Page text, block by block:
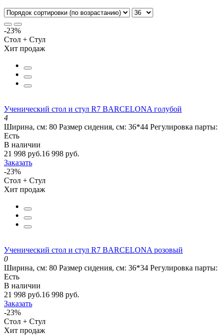
-23%
Стол + Стул
Хит продаж
Ученический стол и стул R7 BARCELONA голубой
4
Ширина, см: 80 Размер сидения, см: 36*44 Регулировка парты:
Есть
В наличии
21 998 руб.16 998 руб.
Заказать
-23%
Стол + Стул
Хит продаж
Ученический стол и стул R7 BARCELONA розовый
0
Ширина, см: 80 Размер сидения, см: 36*34 Регулировка парты:
Есть
В наличии
21 998 руб.16 998 руб.
Заказать
-23%
Стол + Стул
Хит продаж